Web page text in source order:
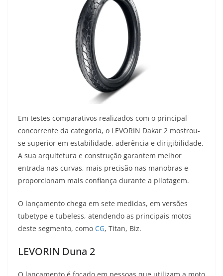
Em testes comparativos realizados com o principal
concorrente da categoria, o LEVORIN Dakar 2 mostrou-
se superior em estabilidade, aderência e dirigibilidade.
A sua arquitetura e construção garantem melhor
entrada nas curvas, mais precisão nas manobras e
proporcionam mais confiança durante a pilotagem.
O lançamento chega em sete medidas, em versões
tubetype e tubeless, atendendo as principais motos
deste segmento, como CG, Titan, Biz.
LEVORIN Duna 2